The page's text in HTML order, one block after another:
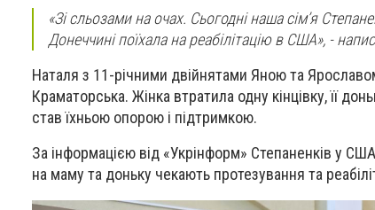
«Зі сльозами на очах. Сьогодні наша сім’я
Донеччині поїхала на реабілітацію в США», -
Наталя з 11-річними двійнятами Яною та
Краматорська. Жінка втратила одну кінцівку, її
став їхньою опорою і підтримкою.
За інформацією від «Укрінформ» Степаненків у
на маму та доньку чекають протезування та